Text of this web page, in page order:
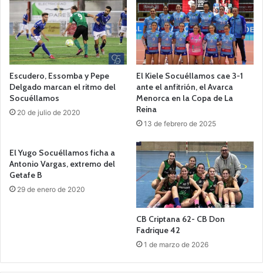
Escudero, Essomba y Pepe
Delgado marcan el ritmo del
Socuéllamos
20 de julio de 2020
El Kiele Socuéllamos cae 3-1
ante el anfitrión, el Avarca
Menorca en la Copa de La
Reina
13 de febrero de 2025
El Yugo Socuéllamos ficha a
Antonio Vargas, extremo del
Getafe B
29 de enero de 2020
CB Criptana 62- CB Don
Fadrique 42
1 de marzo de 2026